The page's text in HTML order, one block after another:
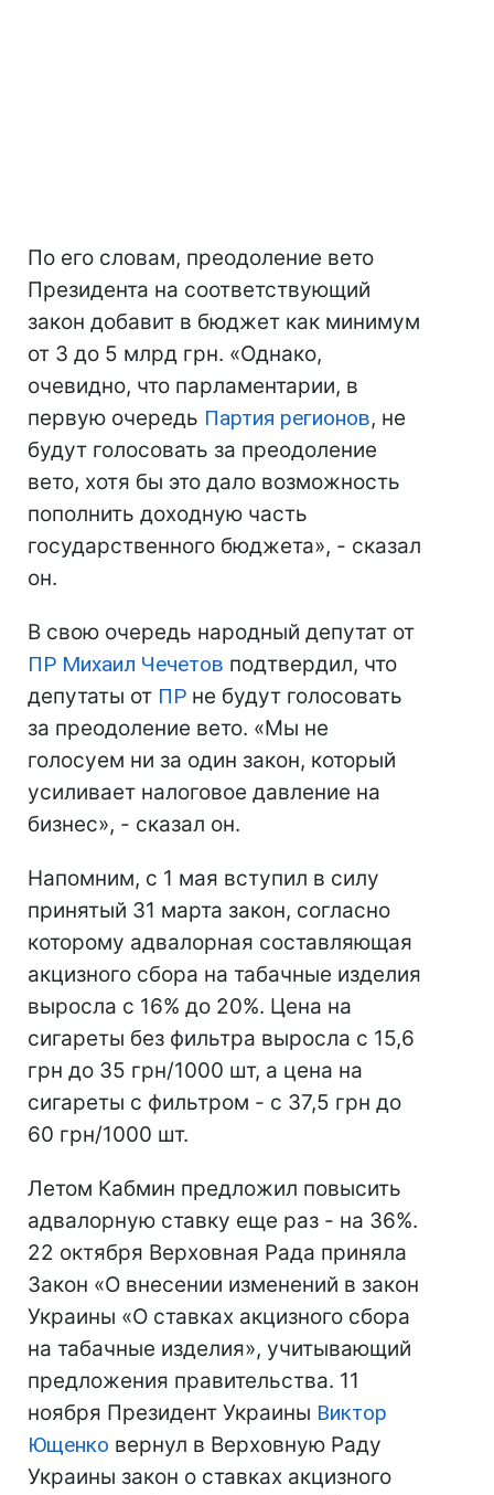
По его словам, преодоление вето
Президента на соответствующий
закон добавит в бюджет как минимум
от 3 до 5 млрд грн. «Однако,
очевидно, что парламентарии, в
первую очередь Партия регионов, не
будут голосовать за преодоление
вето, хотя бы это дало возможность
пополнить доходную часть
государственного бюджета», - сказал
он.
В свою очередь народный депутат от
ПР Михаил Чечетов подтвердил, что
депутаты от ПР не будут голосовать
за преодоление вето. «Мы не
голосуем ни за один закон, который
усиливает налоговое давление на
бизнес», - сказал он.
Напомним, с 1 мая вступил в силу
принятый 31 марта закон, согласно
которому адвалорная составляющая
акцизного сбора на табачные изделия
выросла с 16% до 20%. Цена на
сигареты без фильтра выросла с 15,6
грн до 35 грн/1000 шт, а цена на
сигареты с фильтром - с 37,5 грн до
60 грн/1000 шт.
Летом Кабмин предложил повысить
адвалорную ставку еще раз - на 36%.
22 октября Верховная Рада приняла
Закон «О внесении изменений в закон
Украины «О ставках акцизного сбора
на табачные изделия», учитывающий
предложения правительства. 11
ноября Президент Украины Виктор
Ющенко вернул в Верховную Раду
Украины закон о ставках акцизного